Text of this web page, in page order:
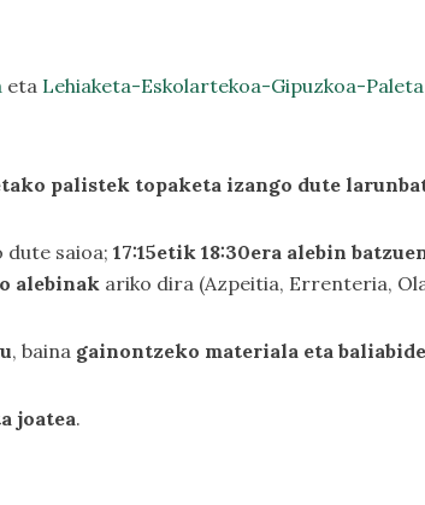
eta Lehiaketa-Eskolartekoa-Gipuzkoa-Paleta
palistek topaketa izango dute
dute saioa; 17:15etik 18:30era alebin
alebinak ariko dira (Azpeitia, Errenteria,
, baina gainontzeko materiala eta
joatea.